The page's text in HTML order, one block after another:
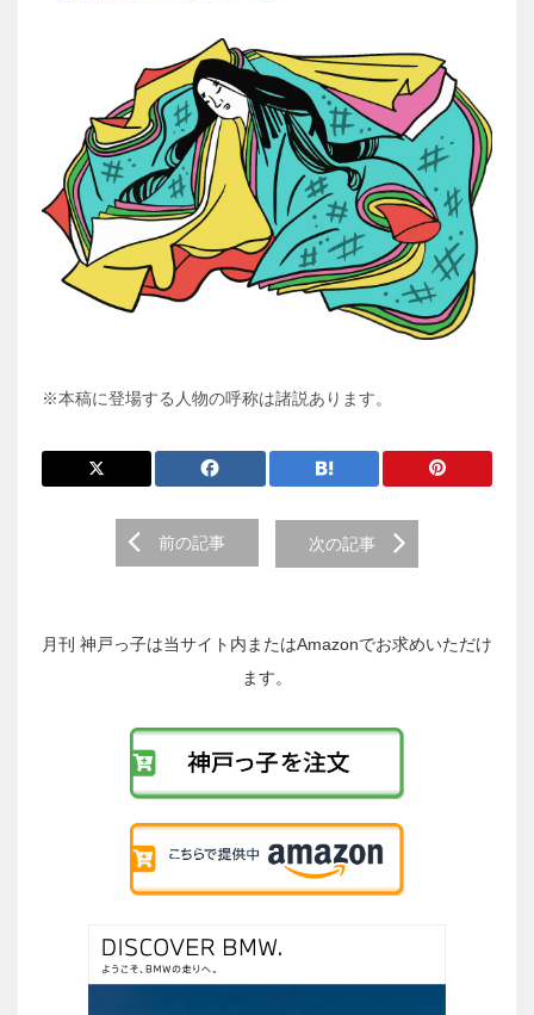
※本稿に登場する人物の呼称は諸説あります。
稿
前の記事 次の記事
月刊 神戸っ子は当サイト内またはAmazonでお求めいただけ
ます。